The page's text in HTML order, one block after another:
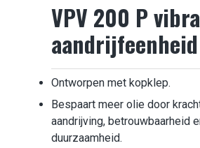
VPV 200 P
aandrijfeenheid
Ontworpen met kopklep.
Bespaart meer olie door
aandrijving, betrouwbaarheid
duurzaamheid.